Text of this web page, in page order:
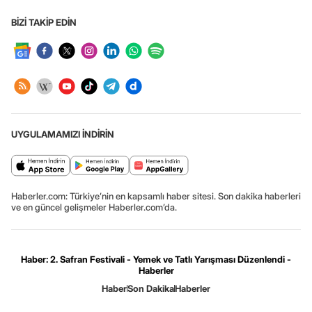
BİZİ TAKİP EDİN
UYGULAMAMIZI İNDİRİN
Haberler.com: Türkiye’nin en kapsamlı haber sitesi. Son dakika haberleri
ve en güncel gelişmeler Haberler.com’da.
Haber: 2. Safran Festivali - Yemek ve Tatlı Yarışması Düzenlendi -
Haberler
HaberSon DakikaHaberler